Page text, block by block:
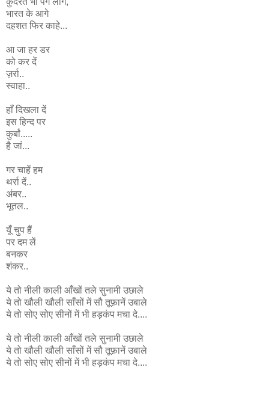
भारत के आगे
दहशत फिर काहे...
आ जा हर डर
को कर दें
ज़र्रा..
स्वाहा..
हाँ दिखला दें
इस हिन्द पर
कुर्बां.....
है जां...
गर चाहें हम
थर्रा दें..
अंबर..
भूतल..
यूँ चुप हैं
पर दम लें
बनकर
शंकर..
ये तो नीली काली आँखों तले सुनामी उछाले
ये तो खौली खौली साँसों में सौ तूफ़ानें उबाले
ये तो सोए सोए सीनों में भी हड़कंप मचा दे....
ये तो नीली काली आँखों तले सुनामी उछाले
ये तो खौली खौली साँसों में सौ तूफ़ानें उबाले
ये तो सोए सोए सीनों में भी हड़कंप मचा दे....